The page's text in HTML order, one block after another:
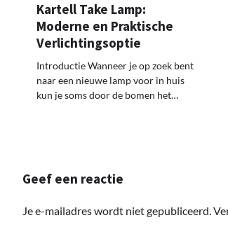
Kartell Take Lamp:
Moderne en Praktische
Verlichtingsoptie
Introductie Wanneer je op zoek bent
naar een nieuwe lamp voor in huis
kun je soms door de bomen het…
Geef een reactie
Je e-mailadres wordt niet gepubliceerd.